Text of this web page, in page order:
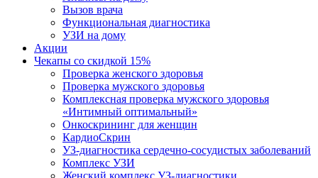
Вызов врача
Функциональная диагностика
УЗИ на дому
Акции
Чекапы со скидкой 15%
Проверка женского здоровья
Проверка мужского здоровья
Комплексная проверка мужского здоровья
«Интимный оптимальный»
Онкоcкрининг для женщин
КардиоСкрин
УЗ-диагностика сердечно-сосудистых заболеваний
Комплекс УЗИ
Женский комплекс УЗ-диагностики